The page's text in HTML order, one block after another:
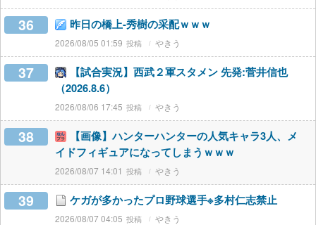
36 昨日の橋上-秀樹の采配ｗｗｗ
2026/08/05 01:59 やきう
37
【試合実況】西武２軍スタメン 先発:菅井信也
（2026.8.6）
2026/08/06 17:45 やきう
38
【画像】ハンターハンターの人気キャラ3人、メ
イドフィギュアになってしまうｗｗｗ
2026/08/07 14:01 やきう
39 ケガが多かったプロ野球選手※多村仁志禁止
2026/08/07 04:05 やきう